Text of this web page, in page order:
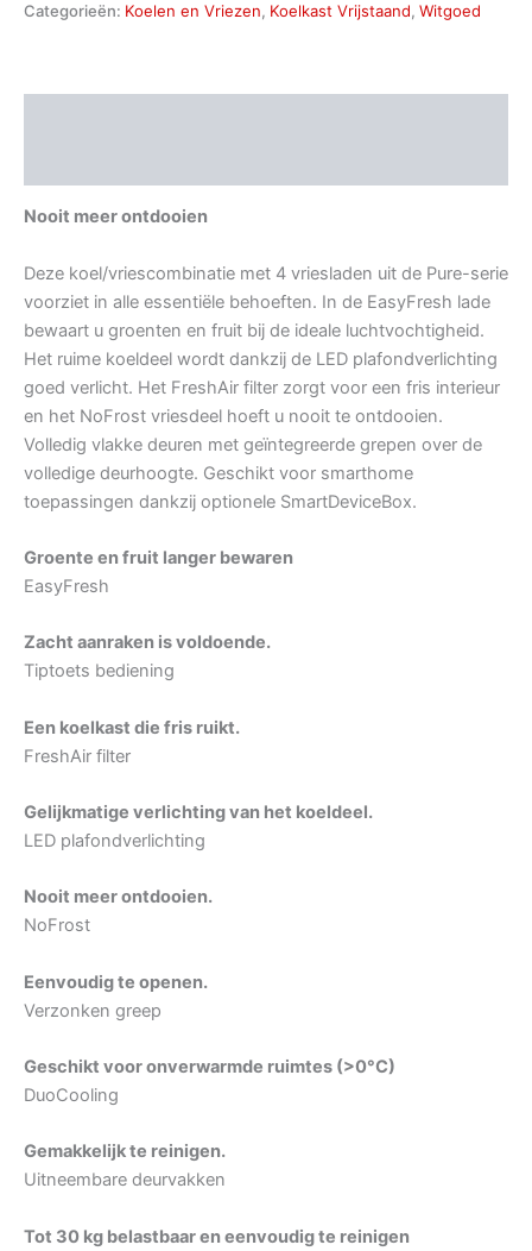
Categorieën: Koelen en Vriezen, Koelkast Vrijstaand, Witgoed
Nooit meer ontdooien
Deze koel/vriescombinatie met 4 vriesladen uit de Pure-serie
voorziet in alle essentiële behoeften. In de EasyFresh lade
bewaart u groenten en fruit bij de ideale luchtvochtigheid.
Het ruime koeldeel wordt dankzij de LED plafondverlichting
goed verlicht. Het FreshAir filter zorgt voor een fris interieur
en het NoFrost vriesdeel hoeft u nooit te ontdooien.
Volledig vlakke deuren met geïntegreerde grepen over de
volledige deurhoogte. Geschikt voor smarthome
toepassingen dankzij optionele SmartDeviceBox.
Groente en fruit langer bewaren
EasyFresh
Zacht aanraken is voldoende.
Tiptoets bediening
Een koelkast die fris ruikt.
FreshAir filter
Gelijkmatige verlichting van het koeldeel.
LED plafondverlichting
Nooit meer ontdooien.
NoFrost
Eenvoudig te openen.
Verzonken greep
Geschikt voor onverwarmde ruimtes (>0°C)
DuoCooling
Gemakkelijk te reinigen.
Uitneembare deurvakken
Tot 30 kg belastbaar en eenvoudig te reinigen